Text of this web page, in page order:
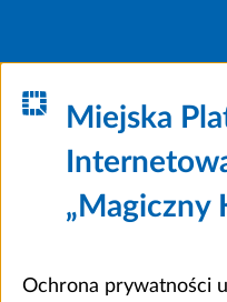
Miejska
„Magiczny
Ochrona prywatności